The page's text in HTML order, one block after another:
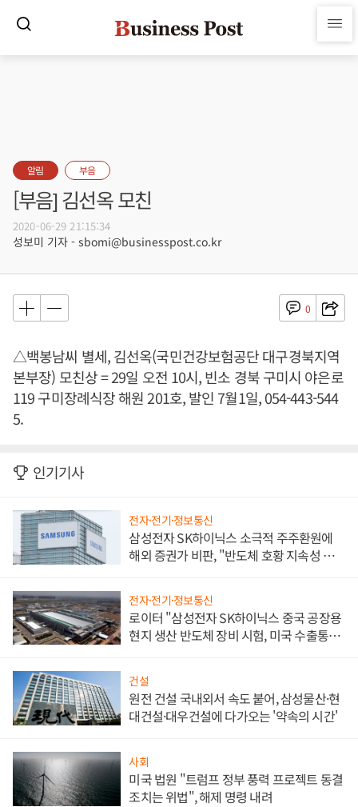
알림 부음
[부음] 김선옥 모친
2020-06-29 21:15:34
성보미 기자 - sbomi@businesspost.co.kr
0
△백봉남씨 별세, 김선옥(국민건강보험공단 대구경북지역
본부장) 모친상 = 29일 오전 10시, 빈소 경북 구미시 야은로
119 구미장례식장 해원 201호, 발인 7월1일, 054-443-544
5.
인기기사
전자·전기·정보통신
삼성전자 SK하이닉스 소극적 주주환원에
해외 증권가 비판, "반도체 호황 지속성 의
전자·전기·정보통신
로이터 "삼성전자 SK하이닉스 중국 공장용
현지 생산 반도체 장비 시험, 미국 수출통제
건설
원전 건설 국내외서 속도 붙어, 삼성물산·현
대건설·대우건설에 다가오는 '약속의 시간'
사회
미국 법원 "트럼프 정부 풍력 프로젝트 동결
조치는 위법", 해제 명령 내려